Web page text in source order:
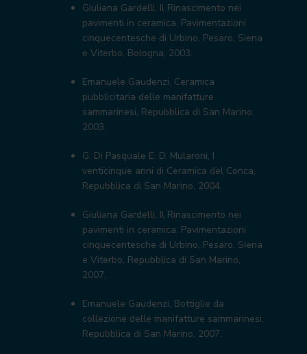
Giuliana Gardelli, Il Rinascimento nei
pavimenti in ceramica. Pavimentazioni
cinquecentesche di Urbino, Pesaro, Siena
e Viterbo, Bologna, 2003.
Emanuele Gaudenzi, Ceramica
pubblicitaria delle manifatture
sammarinesi, Repubblica di San Marino,
2003.
G. Di Pasquale E. D. Mularoni, I
venticinque anni di Ceramica del Conca,
Repubblica di San Marino, 2004.
Giuliana Gardelli, Il Rinascimento nei
pavimenti in ceramica. Pavimentazioni
cinquecentesche di Urbino, Pesaro, Siena
e Viterbo, Repubblica di San Marino,
2007.
Emanuele Gaudenzi, Bottiglie da
collezione delle manifatture sammarinesi,
Repubblica di San Marino, 2007.